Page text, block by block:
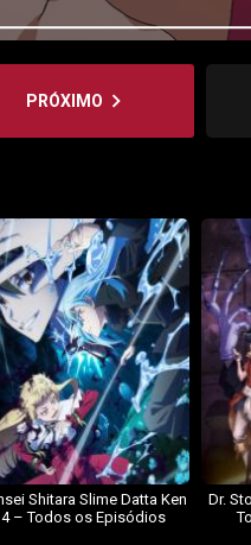
PRÓXIMO navigate_next
Shitara Slime Datta Ken
4 – Todos os Episódios
Dr.